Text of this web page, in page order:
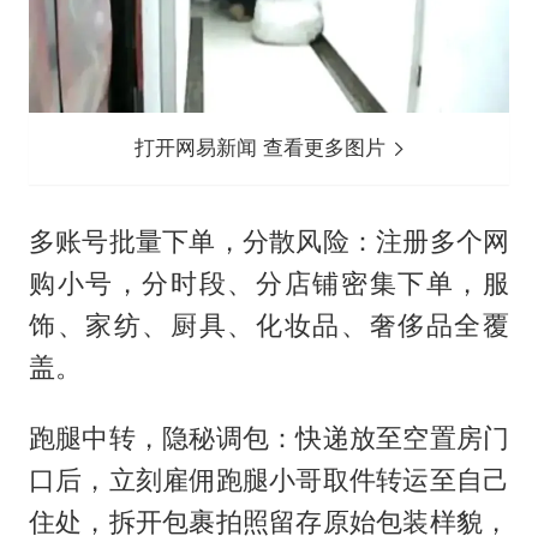
打开网易新闻 查看更多图片
多账号批量下单，分散风险：注册多个网
购小号，分时段、分店铺密集下单，服
饰、家纺、厨具、化妆品、奢侈品全覆
盖。
跑腿中转，隐秘调包：快递放至空置房门
口后，立刻雇佣跑腿小哥取件转运至自己
住处，拆开包裹拍照留存原始包装样貌，